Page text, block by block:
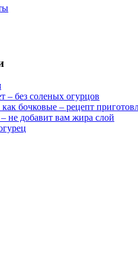
– без соленых огурцов
бочковые – рецепт
не добавит вам жира слой